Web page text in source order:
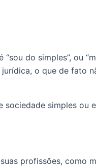
do simples”, ou
o que de fato